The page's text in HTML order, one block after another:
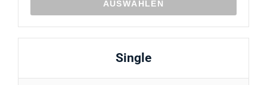
AUSWÄHLEN
Single